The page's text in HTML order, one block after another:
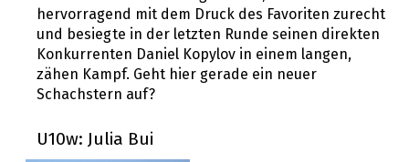
hervorragend mit dem Druck des Favoriten zurecht
und besiegte in der letzten Runde seinen direkten
Konkurrenten Daniel Kopylov in einem langen,
zähen Kampf. Geht hier gerade ein neuer
Schachstern auf?
U10w: Julia Bui